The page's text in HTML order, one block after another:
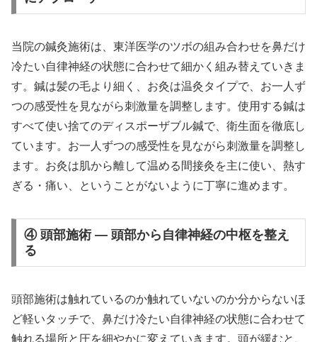
当院の鍼灸施術は、東洋医学のツボの組み合わせを鼻だけ
冷たい自律神経の状態に合わせて細かく組み替えていきま
す。鍼は髪の毛より細く、お灸は温灸タイプで、お一人ず
つの感受性を見ながら刺激量を調整します。使用する鍼は
すべて使い捨てのディスポーザブル鍼で、衛生面を徹底し
ています。お一人ずつの感受性を見ながら刺激量を調整し
ます。お灸は肌から離して温める間接灸を主に使い、熱す
ぎる・痛い、ということがないように丁寧に進めます。
④ 頭部施術 — 頭部から自律神経の中枢を整え
る
頭部施術は触れているのか触れていないのか分からないほ
ど軽いタッチで、鼻だけ冷たい自律神経の状態に合わせて
触れる場所と圧を細やかに変えていきます。頭が緩むと、